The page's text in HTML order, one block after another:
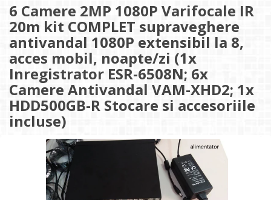
6 Camere 2MP 1080P Varifocale IR
20m kit COMPLET supraveghere
antivandal 1080P extensibil la 8,
acces mobil, noapte/zi (1x
Inregistrator ESR-6508N; 6x
Camere Antivandal VAM-XHD2; 1x
HDD500GB-R Stocare si accesoriile
incluse)